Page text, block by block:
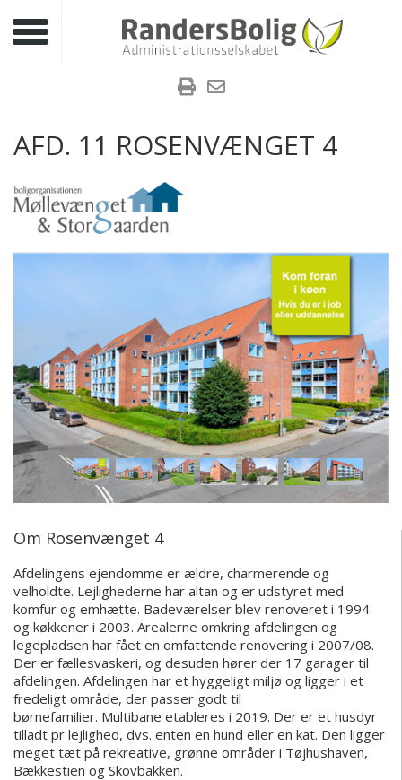
Toggle navigation
AFD. 11 ROSENVÆNGET 4
Om Rosenvænget 4
Afdelingens ejendomme er ældre, charmerende og
velholdte. Lejlighederne har altan og er udstyret med
komfur og emhætte. Badeværelser blev renoveret i 1994
og køkkener i 2003. Arealerne omkring afdelingen og
legepladsen har fået en omfattende renovering i 2007/08.
Der er fællesvaskeri, og desuden hører der 17 garager til
afdelingen. Afdelingen har et hyggeligt miljø og ligger i et
fredeligt område, der passer godt til
børnefamilier. Multibane etableres i 2019. Der er et husdyr
tilladt pr lejlighed, dvs. enten en hund eller en kat. Den ligger
meget tæt på rekreative, grønne områder i Tøjhushaven,
Bækkestien og Skovbakken.